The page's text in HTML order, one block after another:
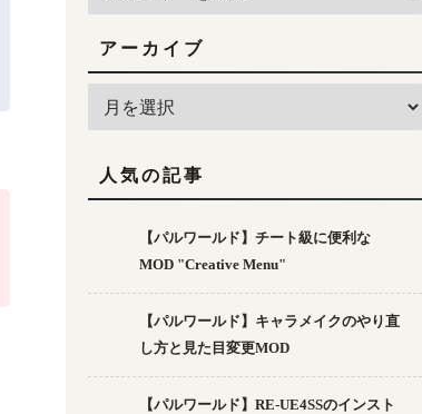
アーカイブ
人気の記事
【パルワールド】チート級に便利な
MOD "Creative Menu"
【パルワールド】キャラメイクのやり直
し方と見た目変更MOD
【パルワールド】RE-UE4SSのインスト